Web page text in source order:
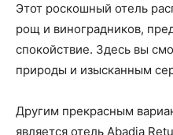
Этот роскошный отель
рощ и виноградников,
спокойствие. Здесь вы
природы и изысканным
Другим прекрасным
является отель Abadia